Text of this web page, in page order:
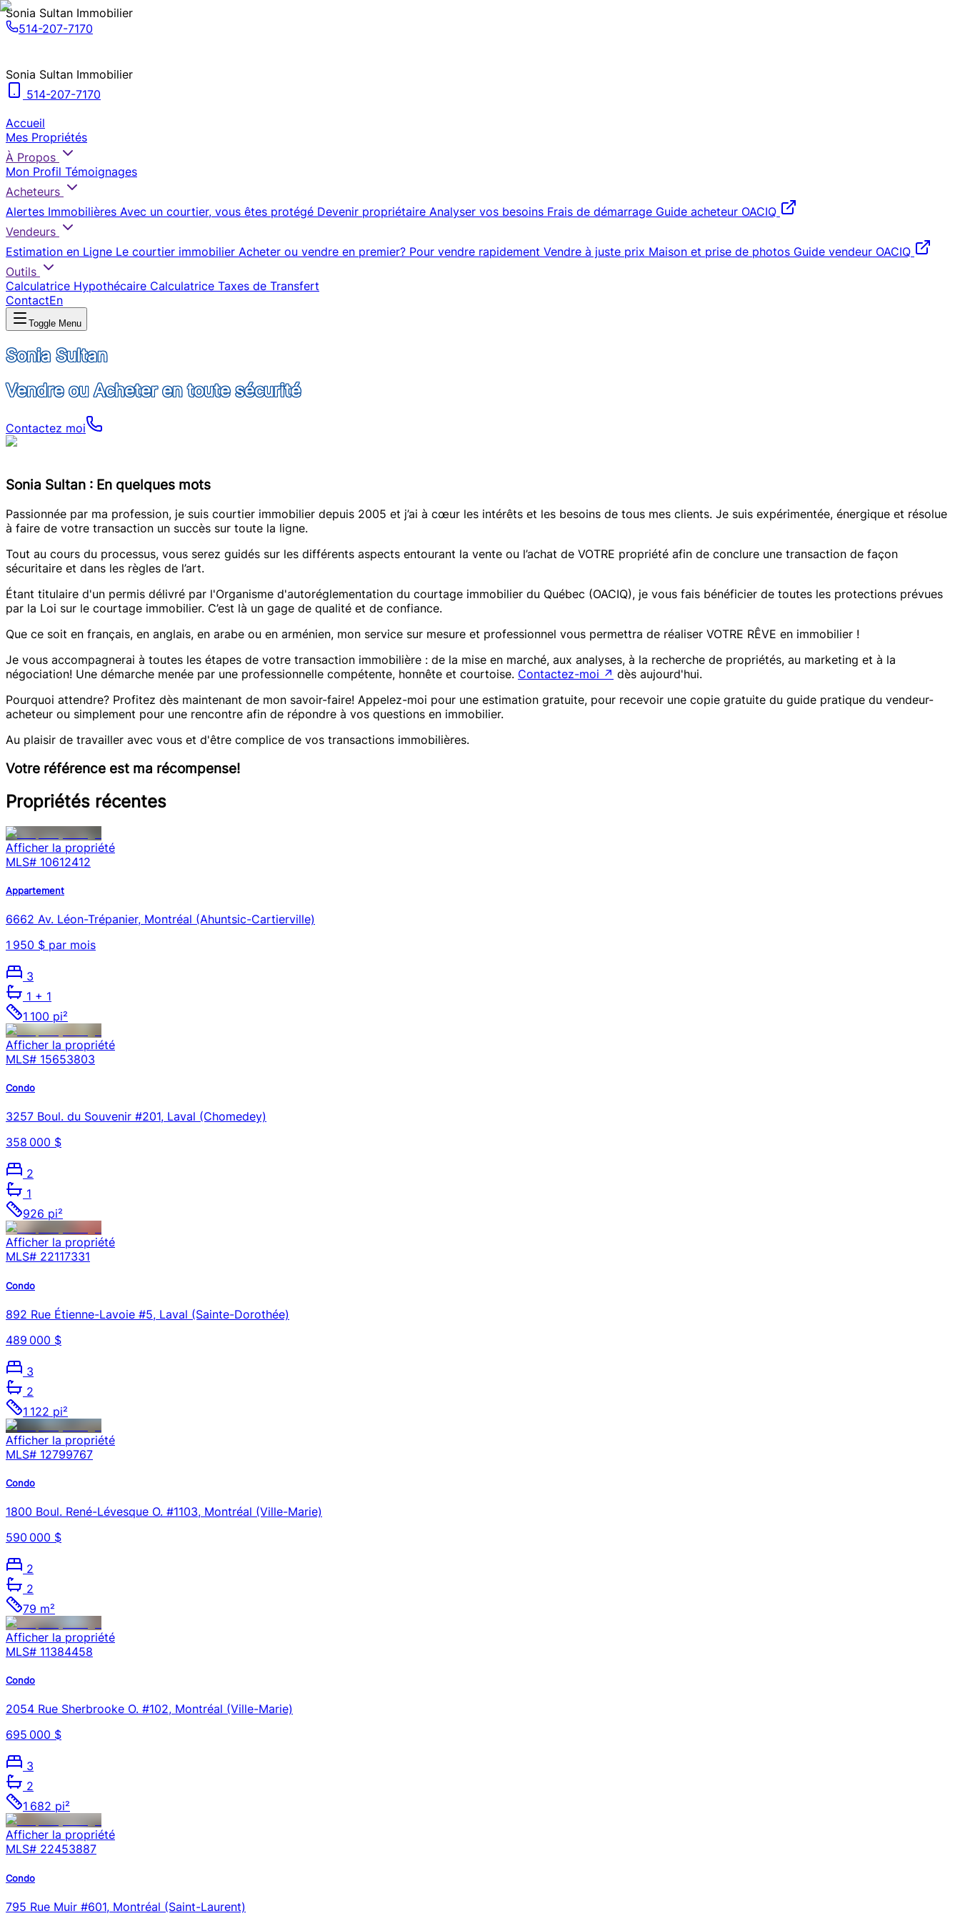
Sonia Sultan Immobilier
514-207-7170
Sonia Sultan Immobilier
514-207-7170
Accueil
Mes Propriétés
À Propos
Mon Profil Témoignages
Acheteurs
Alertes Immobilières Avec un courtier, vous êtes protégé Devenir propriétaire Analyser vos besoins Frais de démarrage Guide acheteur OACIQ
Vendeurs
Estimation en Ligne Le courtier immobilier Acheter ou vendre en premier? Pour vendre rapidement Vendre à juste prix Maison et prise de photos Guide vendeur OACIQ
Outils
Calculatrice Hypothécaire Calculatrice Taxes de Transfert
ContactEn
Toggle Menu
Sonia Sultan
Vendre ou Acheter en toute sécurité
Contactez moi
Sonia Sultan : En quelques mots
Passionnée par ma profession, je suis courtier immobilier depuis 2005 et j’ai à cœur les intérêts et les besoins de tous mes clients. Je suis expérimentée, énergique et résolue
à faire de votre transaction un succès sur toute la ligne.
Tout au cours du processus, vous serez guidés sur les différents aspects entourant la vente ou l’achat de VOTRE propriété afin de conclure une transaction de façon
sécuritaire et dans les règles de l’art.
Étant titulaire d'un permis délivré par l'Organisme d'autoréglementation du courtage immobilier du Québec (OACIQ), je vous fais bénéficier de toutes les protections prévues
par la Loi sur le courtage immobilier. C’est là un gage de qualité et de confiance.
Que ce soit en français, en anglais, en arabe ou en arménien, mon service sur mesure et professionnel vous permettra de réaliser VOTRE RÊVE en immobilier !
Je vous accompagnerai à toutes les étapes de votre transaction immobilière : de la mise en marché, aux analyses, à la recherche de propriétés, au marketing et à la
négociation! Une démarche menée par une professionnelle compétente, honnête et courtoise. Contactez-moi ↗ dès aujourd'hui.
Pourquoi attendre? Profitez dès maintenant de mon savoir-faire! Appelez-moi pour une estimation gratuite, pour recevoir une copie gratuite du guide pratique du vendeur-
acheteur ou simplement pour une rencontre afin de répondre à vos questions en immobilier.
Au plaisir de travailler avec vous et d'être complice de vos transactions immobilières.
Votre référence est ma récompense!
Propriétés récentes
Afficher la propriété
MLS# 10612412
Appartement
6662 Av. Léon-Trépanier, Montréal (Ahuntsic-Cartierville)
1 950 $ par mois
3
1 + 1
1 100 pi²
Afficher la propriété
MLS# 15653803
Condo
3257 Boul. du Souvenir #201, Laval (Chomedey)
358 000 $
2
1
926 pi²
Afficher la propriété
MLS# 22117331
Condo
892 Rue Étienne-Lavoie #5, Laval (Sainte-Dorothée)
489 000 $
3
2
1 122 pi²
Afficher la propriété
MLS# 12799767
Condo
1800 Boul. René-Lévesque O. #1103, Montréal (Ville-Marie)
590 000 $
2
2
79 m²
Afficher la propriété
MLS# 11384458
Condo
2054 Rue Sherbrooke O. #102, Montréal (Ville-Marie)
695 000 $
3
2
1 682 pi²
Afficher la propriété
MLS# 22453887
Condo
795 Rue Muir #601, Montréal (Saint-Laurent)